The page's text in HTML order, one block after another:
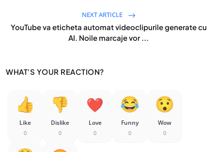
NEXT ARTICLE
YouTube va eticheta automat videoclipurile generate cu
AI. Noile marcaje vor ...
WHAT'S YOUR REACTION?
Like
0
Dislike
0
Love
0
Funny
0
Wow
0